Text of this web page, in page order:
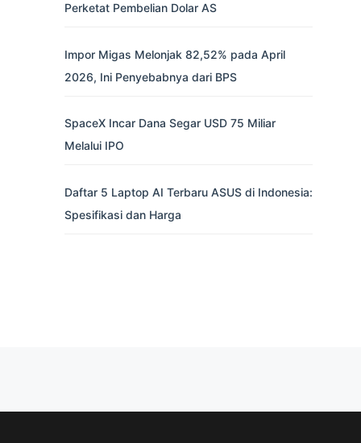
Perketat Pembelian Dolar AS
Impor Migas Melonjak 82,52% pada April
2026, Ini Penyebabnya dari BPS
SpaceX Incar Dana Segar USD 75 Miliar
Melalui IPO
Daftar 5 Laptop AI Terbaru ASUS di Indonesia:
Spesifikasi dan Harga